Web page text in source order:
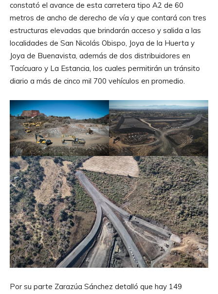
constató el avance de esta carretera tipo A2 de 60
metros de ancho de derecho de vía y que contará con tres
estructuras elevadas que brindarán acceso y salida a las
localidades de San Nicolás Obispo, Joya de la Huerta y
Joya de Buenavista, además de dos distribuidores en
Tacícuaro y La Estancia, los cuales permitirán un tránsito
diario a más de cinco mil 700 vehículos en promedio.
Por su parte Zarazúa Sánchez detalló que hay 149